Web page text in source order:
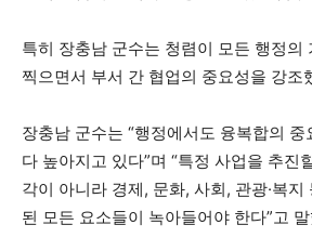
특히 장충남 군수는 청렴이 모든 행정의
찍으면서 부서 간 협업의 중요성을 강조
장충남 군수는 “행정에서도 융복합의 중
다 높아지고 있다”며 “특정 사업을 추진
각이 아니라 경제, 문화, 사회, 관광·복
된 모든 요소들이 녹아들어야 한다”고